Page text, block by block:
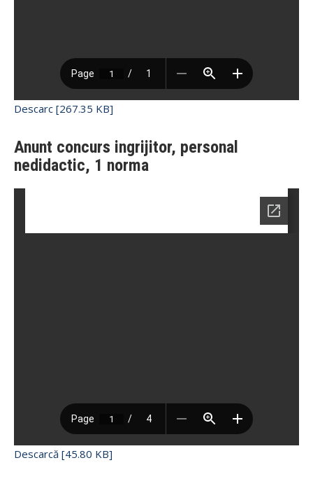
Descarc [267.35 KB]
Anunt concurs ingrijitor, personal
nedidactic, 1 norma
Descarcă [45.80 KB]